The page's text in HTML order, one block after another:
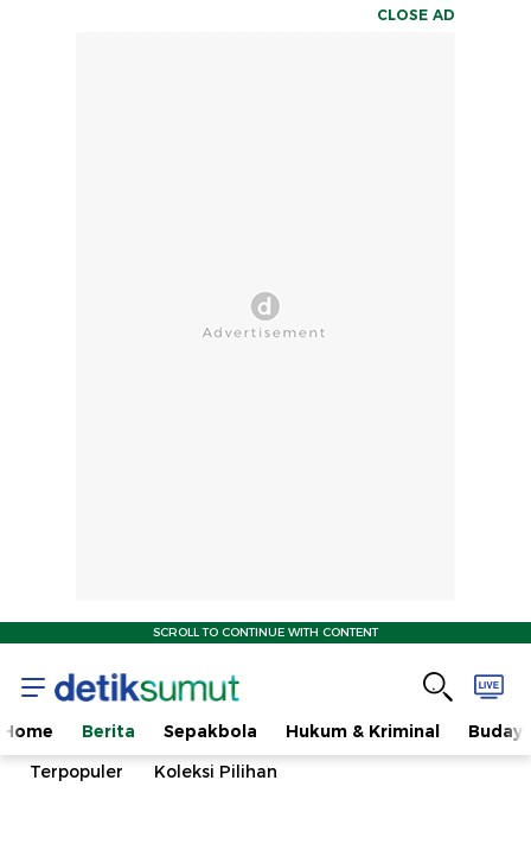
CLOSE AD
SCROLL TO CONTINUE WITH CONTENT
Home Berita Sepakbola Hukum & Kriminal
Terpopuler
Koleksi Pilihan